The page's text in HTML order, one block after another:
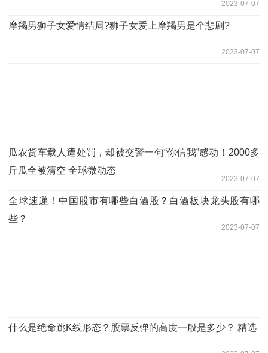
2023-07-07
摩羯男狮子女爱情结局?狮子女爱上摩羯男是个悲剧?
2023-07-07
瓜农货车载人遭处罚，却被交警一句“你信我”感动！2000多
斤瓜全被清空 全球微动态
2023-07-07
全球速递！中国股市有哪些白酒股？白酒板块龙头股有哪
些？
2023-07-07
什么是绝命跳K线形态？股票反弹的高度一般是多少？ 精选